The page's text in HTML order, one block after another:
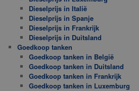
Dieselprijs in Italië
Dieselprijs in Spanje
Dieselprijs in Frankrijk
Dieselprijs in Duitsland
Goedkoop tanken
Goedkoop tanken in België
Goedkoop tanken in Duitsland
Goedkoop tanken in Frankrijk
Goedkoop tanken in Luxemburg